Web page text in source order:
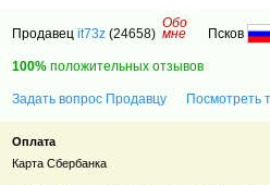
Продавецit73z (24658)
Обо
мне Псков
100% положительных отзывов
Задать вопрос Продавцу Посмотреть
Оплата
Карта Сбербанка